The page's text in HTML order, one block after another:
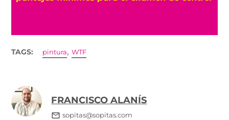
TAGS: pintura,WTF
FRANCISCO ALANÍS
sopitas@sopitas.com